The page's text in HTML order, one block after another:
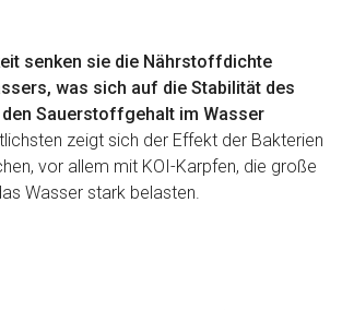
senken sie die Nährstoffdichte
was sich auf die Stabilität des
Sauerstoffgehalt im Wasser
zeigt sich der Effekt der Bakterien
vor allem mit KOI-Karpfen, die große
Wasser stark belasten.